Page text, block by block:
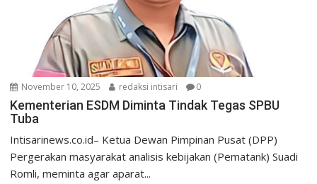
November 10, 2025 redaksi intisari 0
Kementerian ESDM Diminta Tindak Tegas SPBU
Tuba
Intisarinews.co.id– Ketua Dewan Pimpinan Pusat (DPP)
Pergerakan masyarakat analisis kebijakan (Pematank) Suadi
Romli, meminta agar aparat...